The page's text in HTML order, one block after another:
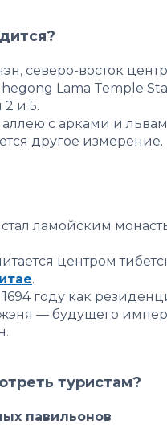
северо-восток
Lama Temple
и 5.
аллею с арками и
другое измерение.
стал ламойским
центром
.
1694 году как
— будущего
туристам?
павильонов